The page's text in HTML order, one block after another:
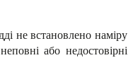
не встановлено наміру
або недостовірні